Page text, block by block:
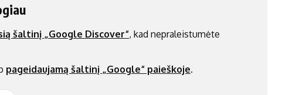
šaltinį „Google Discover“, kad nepraleistumėte
pageidaujamą šaltinį „Google“ paieškoje.